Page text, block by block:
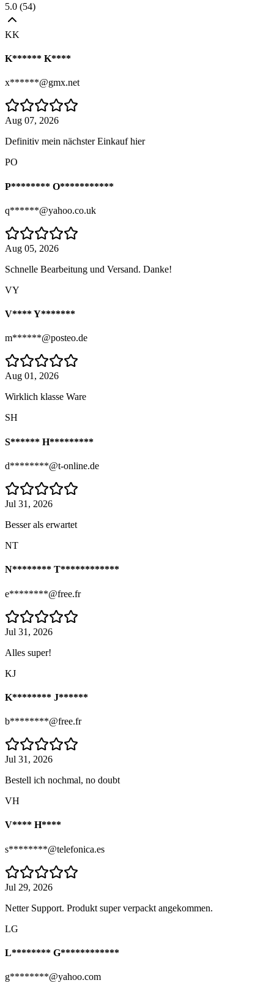
5.0 (54)
KK
K****** K****
x******@gmx.net
Aug 07, 2026
Definitiv mein nächster Einkauf hier
PO
P******** O***********
q******@yahoo.co.uk
Aug 05, 2026
Schnelle Bearbeitung und Versand. Danke!
VY
V**** Y*******
m******@posteo.de
Aug 01, 2026
Wirklich klasse Ware
SH
S****** H*********
d********@t-online.de
Jul 31, 2026
Besser als erwartet
NT
N******** T************
e********@free.fr
Jul 31, 2026
Alles super!
KJ
K******** J******
b********@free.fr
Jul 31, 2026
Bestell ich nochmal, no doubt
VH
V**** H****
s********@telefonica.es
Jul 29, 2026
Netter Support. Produkt super verpackt angekommen.
LG
L******** G************
g********@yahoo.com